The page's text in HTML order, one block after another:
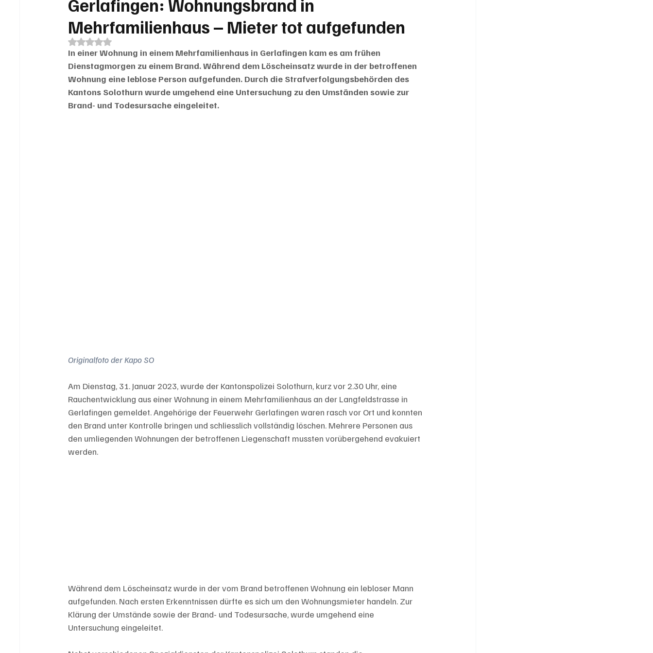
Gerlafingen: Wohnungsbrand in
Mehrfamilienhaus – Mieter tot aufgefunden
Mit NaN von 5 Sternen bewertet.
In einer Wohnung in einem Mehrfamilienhaus in Gerlafingen kam es am frühen
Dienstagmorgen zu einem Brand. Während dem Löscheinsatz wurde in der betroffenen
Wohnung eine leblose Person aufgefunden. Durch die Strafverfolgungsbehörden des
Kantons Solothurn wurde umgehend eine Untersuchung zu den Umständen sowie zur
Brand- und Todesursache eingeleitet.
Originalfoto der Kapo SO
Am Dienstag, 31. Januar 2023, wurde der Kantonspolizei Solothurn, kurz vor 2.30 Uhr, eine
Rauchentwicklung aus einer Wohnung in einem Mehrfamilienhaus an der Langfeldstrasse in
Gerlafingen gemeldet. Angehörige der Feuerwehr Gerlafingen waren rasch vor Ort und konnten
den Brand unter Kontrolle bringen und schliesslich vollständig löschen. Mehrere Personen aus
den umliegenden Wohnungen der betroffenen Liegenschaft mussten vorübergehend evakuiert
werden.
Während dem Löscheinsatz wurde in der vom Brand betroffenen Wohnung ein lebloser Mann
aufgefunden. Nach ersten Erkenntnissen dürfte es sich um den Wohnungsmieter handeln. Zur
Klärung der Umstände sowie der Brand- und Todesursache, wurde umgehend eine
Untersuchung eingeleitet.